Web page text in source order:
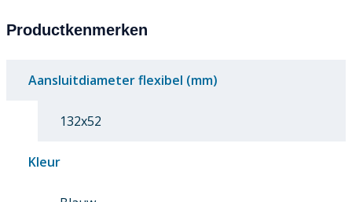
Productkenmerken
Aansluitdiameter flexibel (mm)
132x52
Kleur